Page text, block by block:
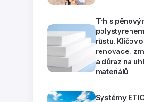
Trh s
růstu.
renovace,
a důraz na
materiálů
Systémy